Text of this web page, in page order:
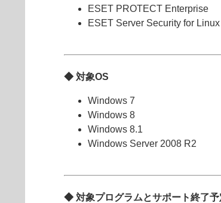
ESET PROTECT Enterprise
ESET Server Security for
◆ 対象OS
Windows 7
Windows 8
Windows 8.1
Windows Server 2008 R2
◆ 対象プログラムとサポート終了予